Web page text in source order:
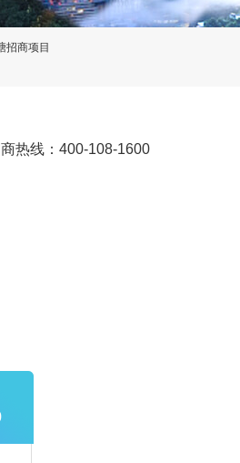
招商项目
热线：400-108-1600